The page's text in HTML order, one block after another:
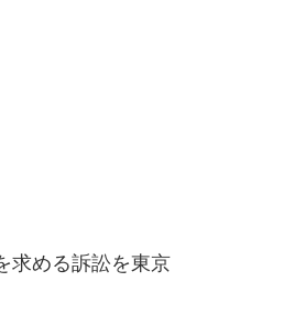
求める訴訟を東京